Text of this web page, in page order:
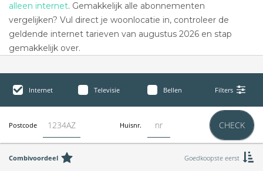
alleen internet. Gemakkelijk alle abonnementen
vergelijken? Vul direct je woonlocatie in, controleer de
geldende internet tarieven van augustus 2026 en stap
gemakkelijk over.
Internet Televisie Bellen Filters
Postcode Huisnr. CHECK
Combivoordeel Goedkoopste eerst